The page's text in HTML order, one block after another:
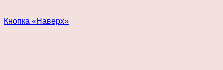
Кнопка «Наверх»